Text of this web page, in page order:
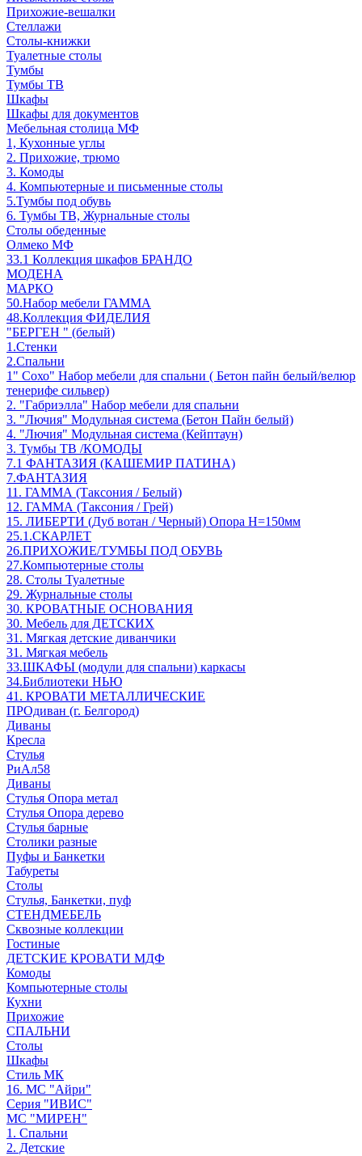
Прихожие-вешалки
Стеллажи
Столы-книжки
Туалетные столы
Тумбы
Тумбы ТВ
Шкафы
Шкафы для документов
Мебельная столица МФ
1, Кухонные углы
2. Прихожие, трюмо
3. Комоды
4. Компьютерные и письменные столы
5.Тумбы под обувь
6. Тумбы ТВ, Журнальные столы
Столы обеденные
Олмеко МФ
33.1 Коллекция шкафов БРАНДО
МОДЕНА
МАРКО
50.Набор мебели ГАММА
48.Коллекция ФИДЕЛИЯ
"БЕРГЕН " (белый)
1.Стенки
2.Спальни
1" Сохо" Набор мебели для спальни ( Бетон пайн белый/велюр
тенерифе сильвер)
2. "Габриэлла" Набор мебели для спальни
3. "Лючия" Модульная система (Бетон Пайн белый)
4. "Лючия" Модульная система (Кейптаун)
3. Тумбы ТВ /КОМОДЫ
7.1 ФАНТАЗИЯ (КАШЕМИР ПАТИНА)
7.ФАНТАЗИЯ
11. ГАММА (Таксония / Белый)
12. ГАММА (Таксония / Грей)
15. ЛИБЕРТИ (Дуб вотан / Черный) Опора Н=150мм
25.1.СКАРЛЕТ
26.ПРИХОЖИЕ/ТУМБЫ ПОД ОБУВЬ
27.Компьютерные столы
28. Столы Туалетные
29. Журнальные столы
30. КРОВАТНЫЕ ОСНОВАНИЯ
30. Мебель для ДЕТСКИХ
31. Мягкая детские диванчики
31. Мягкая мебель
33.ШКАФЫ (модули для спальни) каркасы
34.Библиотеки НЬЮ
41. КРОВАТИ МЕТАЛЛИЧЕСКИЕ
ПРОдиван (г. Белгород)
Диваны
Кресла
Стулья
РиАл58
Диваны
Стулья Опора метал
Стулья Опора дерево
Стулья барные
Столики разные
Пуфы и Банкетки
Табуреты
Столы
Стулья, Банкетки, пуф
СТЕНДМЕБЕЛЬ
Сквозные коллекции
Гостиные
ДЕТСКИЕ КРОВАТИ МДФ
Комоды
Компьютерные столы
Кухни
Прихожие
СПАЛЬНИ
Столы
Шкафы
Стиль МК
16. МС "Айри"
Серия "ИВИС"
МС "МИРЕН"
1. Спальни
2. Детские